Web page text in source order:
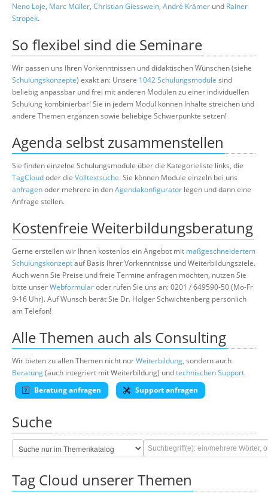
Neno Loje, Marc Müller, Christian Giesswein, André Krämer und Rainer
Stropek.
So flexibel sind die Seminare
Wir passen uns Ihren Vorkenntnissen und didaktischen Wünschen (siehe
Schulungskonzepte) exakt an: Unsere 1042 Schulungsmodule sind
beliebig anpassbar und frei mit anderen Modulen zu einer individuellen
Schulung kombinierbar! Sie in jedem Modul können Inhalte streichen und
andere Themen ergänzen sowie beliebige Schwerpunkte setzen!
Agenda selbst zusammenstellen
Sie finden einzelne Schulungsmodule über die Kategorieliste links, die
TagCloudoder die Volltextsuche. Sie können Module einzeln bei uns
anfragenoder mehrere in denAgendakonfigurator legen und dann eine
Anfrage stellen.
Kostenfreie Weiterbildungsberatung
Gerne erstellen wir Ihnen kostenlos ein Angebot mit maßgeschneidertem
Schulungskonzeptauf Basis Ihrer Vorkenntnisse und Weiterbildungsziele.
Auch wenn Sie Preise und freie Termine anfragen möchten, nutzen Sie
bitte unserWebformularoder rufen Sie uns an: 0201 / 649590-50 (Mo-Fr
9-16 Uhr). Auf Wunsch berät Sie Dr. Holger Schwichtenberg persönlich
am Telefon!
Alle Themen auch als Consulting
Wir bieten zu allen Themen nicht nurWeiterbildung, sondern auch
Beratung(auch integriert mit Weiterbildung) undtechnischen Support.
Beratung anfragen
Support anfragen
Suche
Tag Cloud unserer Themen